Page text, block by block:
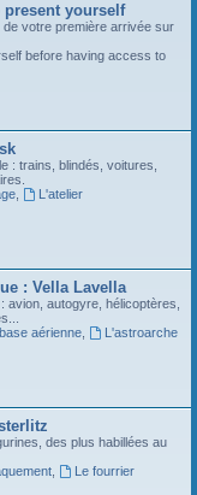
present yourself
votre première arrivée sur
before having access to
: trains, blindés, voitures,
,
L'atelier
: Vella Lavella
avion, autogyre, hélicoptères,
aérienne,
L'astroarche
des plus habillées au
,
Le fourrier